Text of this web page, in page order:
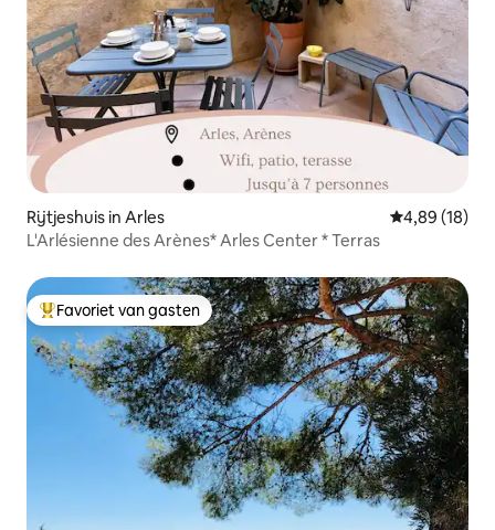
Rijtjeshuis in Arles Gemiddelde
4,89 (18)
L'Arlésienne des Arènes* Arles Center * Terras
Topfavoriet van gasten
Favoriet van gasten